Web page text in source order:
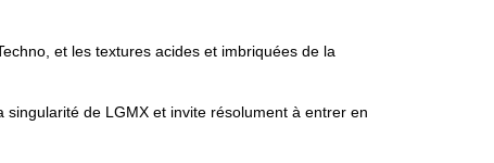
et les textures acides et imbriquées de la
de LGMX et invite résolument à entrer en